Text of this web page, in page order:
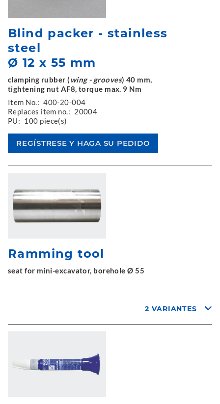
Blind packer - stainless
steel
Ø 12 x 55 mm
clamping rubber ( wing - grooves) 40 mm,
tightening nut AF8, torque max. 9 Nm
Item No.: 400-20-004
Replaces item no.: 20004
PU: 100 piece(s)
Ramming tool
seat for mini-excavator, borehole Ø 55
2 VARIANTES